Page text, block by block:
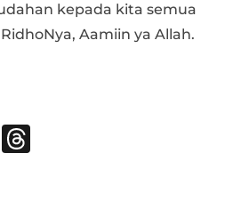
kepada kita semua
Aamiin ya Allah.
T